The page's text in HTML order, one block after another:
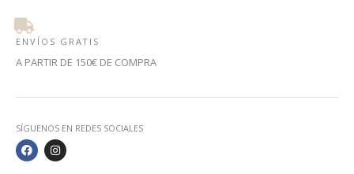
ENVÍOS GRATIS
A PARTIR DE 150€ DE COMPRA
SÍGUENOS EN REDES SOCIALES
F
A
C
I
N
S